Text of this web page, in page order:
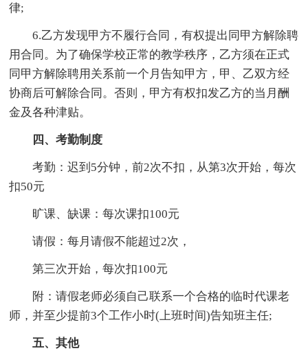
律;
6.乙方发现甲方不履行合同，有权提出同甲方解除聘
用合同。为了确保学校正常的教学秩序，乙方须在正式
同甲方解除聘用关系前一个月告知甲方，甲、乙双方经
协商后可解除合同。否则，甲方有权扣发乙方的当月酬
金及各种津贴。
四、考勤制度
考勤：迟到5分钟，前2次不扣，从第3次开始，每次
扣50元
旷课、缺课：每次课扣100元
请假：每月请假不能超过2次，
第三次开始，每次扣100元
附：请假老师必须自己联系一个合格的临时代课老
师，并至少提前3个工作小时(上班时间)告知班主任;
五、其他